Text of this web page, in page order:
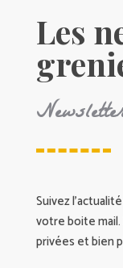
Les
Suivez
votre boite
privées et bien